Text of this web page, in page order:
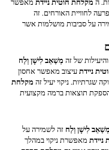
לחוויית האורחים. זה
על סביבות מושלמות אשר
של זה מְשַׁאֵב לִישָׁן וְלַח
ניידתעיצוב מאפשר אחסון
שגרתיות. ניקוי יעיל זה מקלחת
הספקת תוצאות ברמה מקצועית
מְשַׁאֵב לִישָׁן וְלַח זה לשמירה על
ניידת מאפשרת ניקוי במהלך